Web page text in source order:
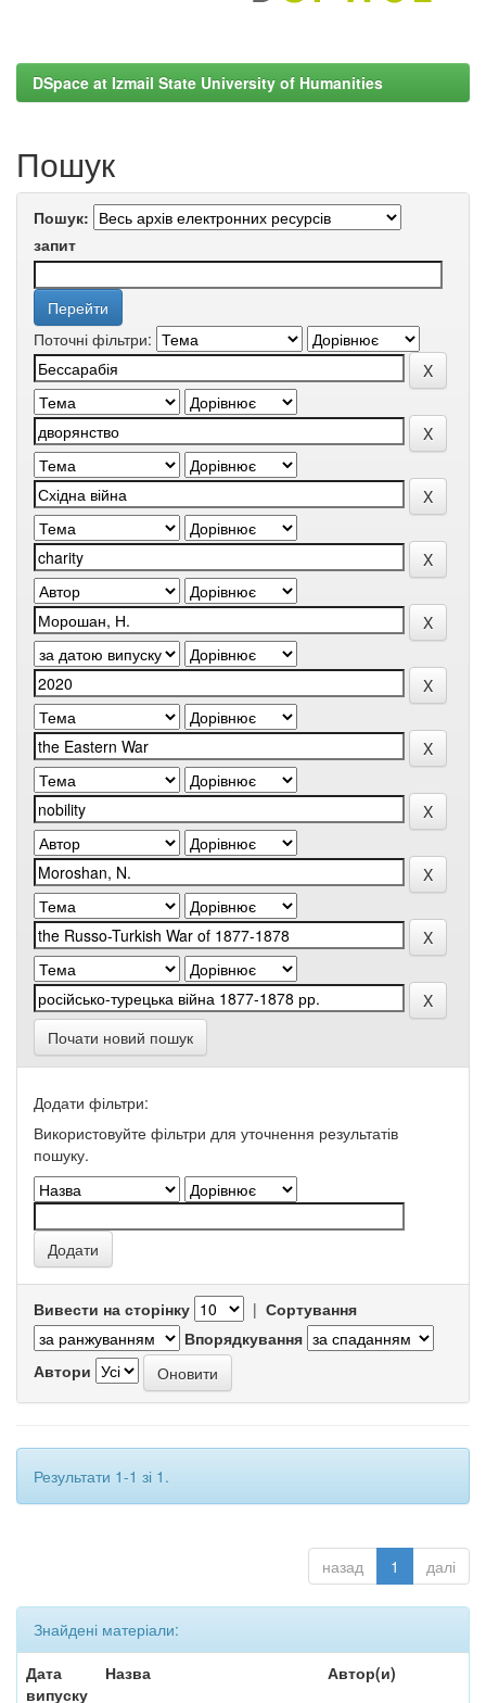
DSpace at Izmail State University of Humanities
Пошук
Пошук:
запит
Поточні фільтри:
Почати новий пошук
Додати фільтри:
Використовуйте фільтри для уточнення результатів
пошуку.
Вивести на сторінку | Сортування
Впорядкування
Автори
Результати 1-1 зі 1.
назад 1 далі
Знайдені матеріали:
Дата
випуску
Назва Автор(и)